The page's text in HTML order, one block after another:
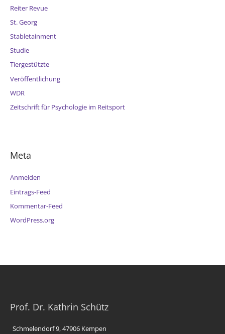
Reiter Revue
St. Georg
Stabletainment
Studie
Tiergestützte
Veröffentlichung
WDR
Zeitschrift für Psychologie im Reitsport
Meta
Anmelden
Eintrags-Feed
Kommentar-Feed
WordPress.org
Prof. Dr. Kathrin Schütz
Schmelendorf 9, 47906 Kempen